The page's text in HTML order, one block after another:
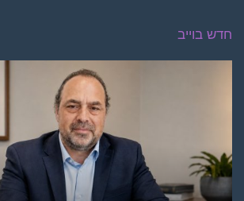
חדש בוייב